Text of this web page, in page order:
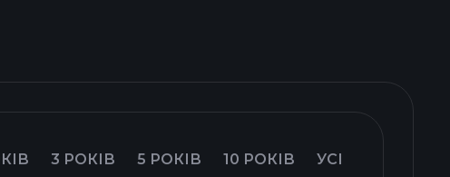
3 РОКІВ 5 РОКІВ 10 РОКІВ УСІ